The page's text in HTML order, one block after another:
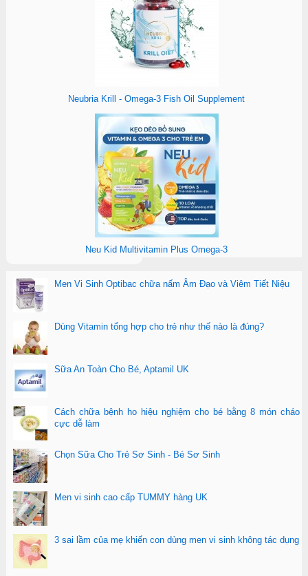
Neubria Krill - Omega-3 Fish Oil Supplement
Neu Kid Multivitamin Plus Omega-3
Men Vi Sinh Optibac chữa nấm Âm Đạo và Viêm Tiết Niệu
Dùng Vitamin tổng hợp cho trẻ như thế nào là đúng?
Sữa An Toàn Cho Bé, Aptamil UK
Cách chữa bệnh ho hiệu nghiệm cho bé bằng 8 món cháo
cực dễ làm
Chọn Sữa Cho Trẻ Sơ Sinh - Bé Sơ Sinh
Men vi sinh cao cấp TUMMY hàng UK
3 sai lầm của mẹ khiến con dùng men vi sinh không tác dụng